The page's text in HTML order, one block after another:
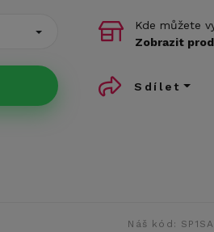
Kde můžete
Zobrazit
Sdílet
Náš kód: